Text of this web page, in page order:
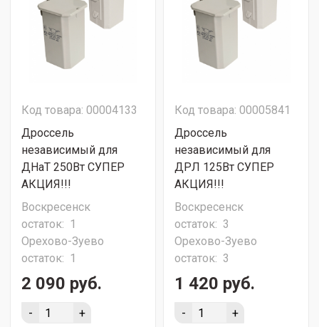
Код товара: 00004133
Дроссель
независимый для
ДНаТ 250Вт СУПЕР
АКЦИЯ!!!
Воскресенск
остаток: 1
Орехово-Зуево
остаток: 1
2 090 руб.
- +
Код товара: 00005841
Дроссель
независимый для
ДРЛ 125Вт СУПЕР
АКЦИЯ!!!
Воскресенск
остаток: 3
Орехово-Зуево
остаток: 3
1 420 руб.
- +